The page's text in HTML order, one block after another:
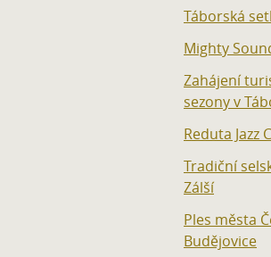
Táborská
Mighty
Zahájení
sezony v
Reduta Jazz
Tradiční
Zálší
Ples města
Budějovice